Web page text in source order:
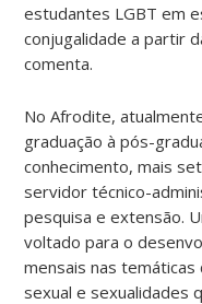
estudantes LGBT em
conjugalidade a partir
comenta.
No Afrodite,
graduação à pós-
conhecimento, mais
servidor técnico-
pesquisa e extensão.
voltado para o
mensais nas
sexual e sexualidades